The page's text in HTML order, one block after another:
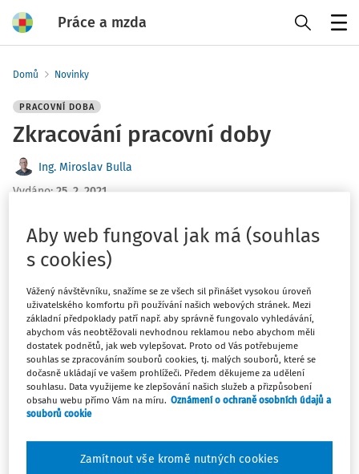
Práce a mzda
Domů Novinky
PRACOVNÍ DOBA
Zkracování pracovní doby
Ing. Miroslav Bulla
Vydáno: 25. 2. 2021
Před blížícími se říjnovými volbami do Poslanecké
sněmovny se opět objevují debaty o zkrácení pětidenního
Maláčové chce ČSSD nejprve prosadit 5 týdnů dovolené, a
poté zkrátit pracovní dobu na 35 hodin, cílem by měl být
čtyřdenní pracovní týden.
Automatizace a digitalizace podle ní naši společnost
změní a stát na to bude muset reagovat. Pracovníci by
měli i po zkrácení pracovní doby dostávat mzdu ve stejné
týdne relevantní v zemích s vysokou mírou
nezaměstnanosti, Česko by mělo podle nich počkat, až
Aby web fungoval jak má (souhlas
s cookies)
Vážený návštěvníku, snažíme se ze všech sil přinášet vysokou úroveň
uživatelského komfortu při používání našich webových stránek. Mezi
základní předpoklady patří např. aby správně fungovalo vyhledávání,
abychom vás neobtěžovali nevhodnou reklamou nebo abychom měli
dostatek podnětů, jak web vylepšovat. Proto od Vás potřebujeme
souhlas se zpracováním souborů cookies, tj. malých souborů, které se
dočasně ukládají ve vašem prohlížeči. Předem děkujeme za udělení
souhlasu. Data využijeme ke zlepšování našich služeb a přizpůsobení
obsahu webu přímo Vám na míru. Oznámení o ochraně osobních údajů a
souborů cookie
Zamítnout vše kromě nutných cookies